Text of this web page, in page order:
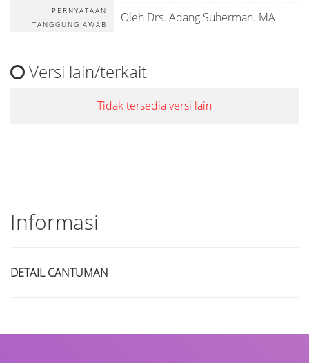
PERNYATAAN
TANGGUNGJAWAB
Oleh Drs. Adang Suherman. MA
Versi lain/terkait
Tidak tersedia versi lain
Informasi
DETAIL CANTUMAN